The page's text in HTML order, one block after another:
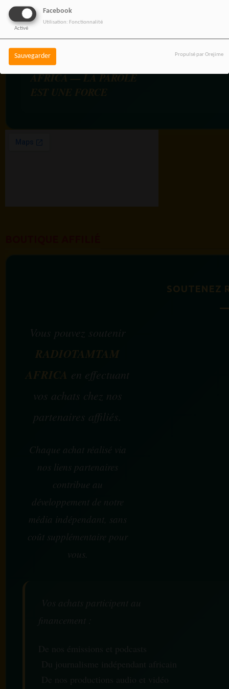
Facebook
Activé
Utilisation: Fonctionnalité
Sauvegarder Propulsé par Orejime
RADIOTAMTAM
AFRICA — LA PAROLE
SOUTENEZ
Vous pouvez soutenir
RADIOTAMTAM
AFRICA en effectuant
vos achats chez nos
partenaires affiliés.
Chaque achat réalisé via
nos liens partenaires
contribue au
développement de notre
média indépendant, sans
coût supplémentaire pour
vous.